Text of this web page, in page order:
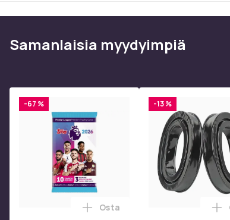
Samanlaisia ​​myydyimpiä
-67 %
Lisää Topps Premier League
Osta
-13 %